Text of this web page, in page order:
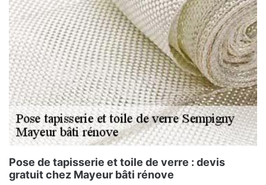
Pose de tapisserie et toile de verre : devis
gratuit chez Mayeur bâti rénove